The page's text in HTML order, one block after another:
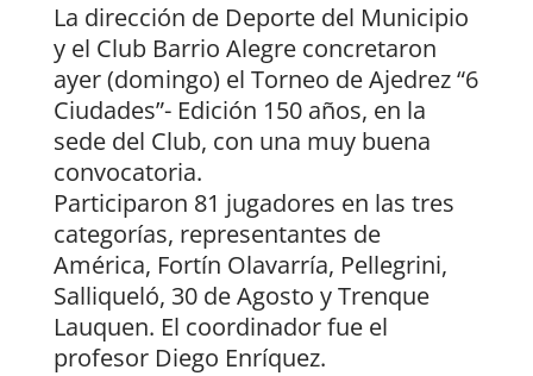
La dirección de Deporte del Municipio
y el Club Barrio Alegre concretaron
ayer (domingo) el Torneo de Ajedrez “6
Ciudades”- Edición 150 años, en la
sede del Club, con una muy buena
convocatoria.
Participaron 81 jugadores en las tres
categorías, representantes de
América, Fortín Olavarría, Pellegrini,
Salliqueló, 30 de Agosto y Trenque
Lauquen. El coordinador fue el
profesor Diego Enríquez.